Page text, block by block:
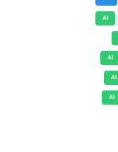
AI
AI
AI
AI